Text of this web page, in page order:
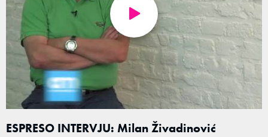
ESPRESO INTERVJU: Milan Živadinović